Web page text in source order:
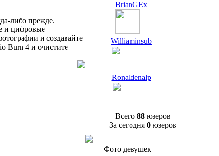
либо прежде.
и цифровые
и создавайте
Burn 4 и очистите
BrianGEx
Williaminsub
Ronaldenalp
Всего 88 юзеров
За сегодня 0 юзеров
Фото девушек